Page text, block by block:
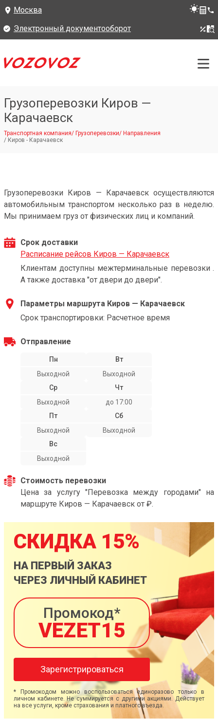
Москва
Электронный документооборот
Грузоперевозки Киров —
Карачаевск
Транспортная компания/ Грузоперевозки/ Направления
/ Киров - Карачаевск
Грузоперевозки Киров — Карачаевск осуществляются
автомобильным транспортом несколько раз в неделю.
Мы принимаем груз от физических лиц и компаний.
Срок доставки
Расписание рейсов Киров — Карачаевск
Клиентам доступны межтерминальные перевозки .
А также доставка "от двери до двери".
Параметры маршрута Киров — Карачаевск
Срок транспортировки: Расчетное время
Отправление
Пн
Выходной
Вт
Выходной
Ср
Выходной
Чт
до 17:00
Пт
Выходной
Сб
Выходной
Вс
Выходной
Стоимость перевозки
Цена за услугу "Перевозка между городами" на
маршруте Киров — Карачаевск от ₽.
СКИДКА 15%
НА ПЕРВЫЙ ЗАКАЗ
ЧЕРЕЗ ЛИЧНЫЙ КАБИНЕТ
Промокод*
VEZET15
Зарегистрироваться
* Промокодом можно воспользоваться единоразово только в
личном кабинете. Не суммируется с другими акциями. Действует
на все услуги, кроме страхования и платного въезда.